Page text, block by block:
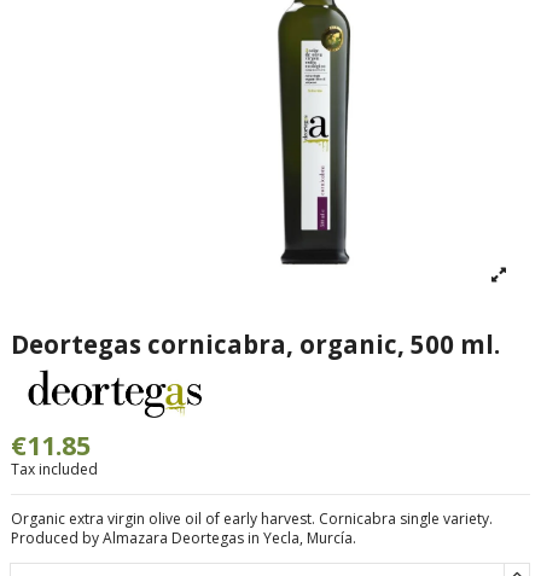
Deortegas cornicabra, organic, 500 ml.
€11.85
Tax included
Organic extra virgin olive oil of early harvest. Cornicabra single variety.
Produced by Almazara Deortegas in Yecla, Murcía.